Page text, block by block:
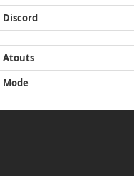
Discord
Atouts
Mode